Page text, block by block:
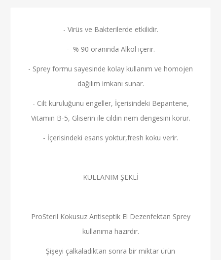
- Virüs ve Bakterilerde etkilidir.
- % 90 oranında Alkol içerir.
- Sprey formu sayesinde kolay kullanım ve homojen
dağılım imkanı sunar.
- Cilt kuruluğunu engeller, İçerisindeki Bepantene,
Vitamin B-5, Gliserin ile cildin nem dengesini korur.
- İçerisindeki esans yoktur,fresh koku verir.
KULLANIM ŞEKLİ
ProSteril Kokusuz Antiseptik El Dezenfektan Sprey
kullanıma hazırdır.
Şişeyi çalkaladıktan sonra bir miktar ürün